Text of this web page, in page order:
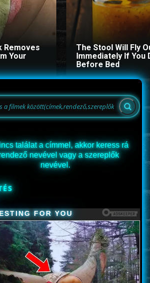
Removes
Your
The Stool Will Fly
Immediately If You
Before Bed
találat a címmel, akkor keress rá
nevével vagy a szereplők
nevével.